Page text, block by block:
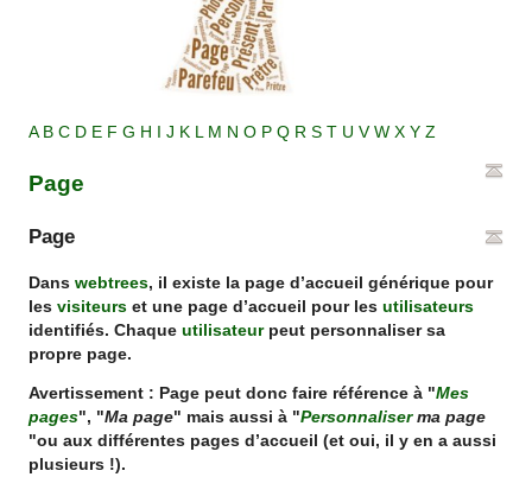
A B C D E F G H J K L M N O P Q R S T U V W X Y Z
Page
Page
Danswebtrees, il existe la page d’accueil générique pour
lesvisiteurs et une page d’accueil pour lesutilisateurs
identifiés. Chaqueutilisateurpeut personnaliser sa
propre page.
Avertissement : Page peut donc faire référence à "Mes
pages", "Ma page" mais aussi à "Personnaliserma page
"ou aux différentes pages d’accueil (et oui, il y en a aussi
plusieurs !).